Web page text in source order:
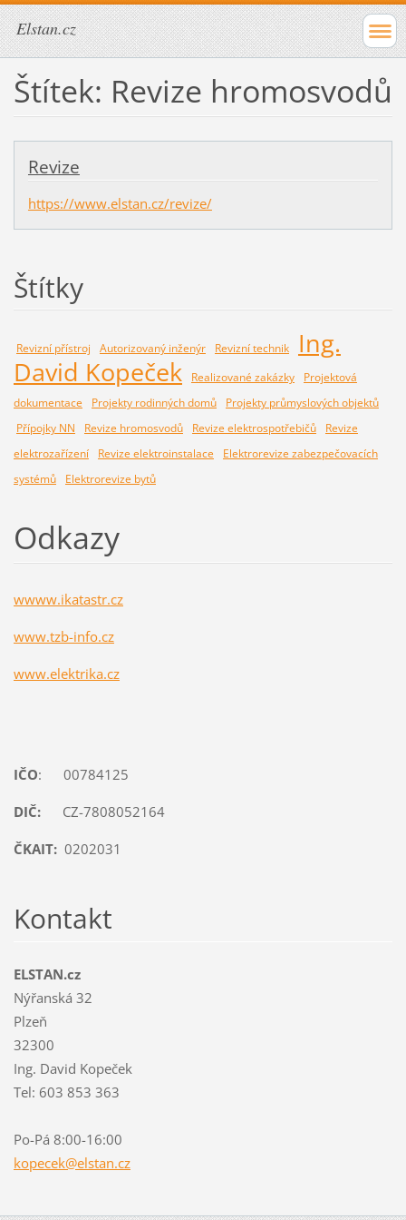
Elstan.cz
Štítek: Revize hromosvodů
Revize
https://www.elstan.cz/revize/
Štítky
Revizní přístroj Autorizovaný inženýr Revizní technik
Ing.
David Kopeček
Realizované zakázky
Projektová
dokumentace
Projekty rodinných domů
Projekty průmyslových objektů
Přípojky NN
Revize hromosvodů Revize elektrospotřebičů
Revize
elektrozařízení
Revize elektroinstalace
Elektrorevize zabezpečovacích
systémů
Elektrorevize bytů
Odkazy
wwww.ikatastr.cz
www.tzb-info.cz
www.elektrika.cz
IČO: 00784125
DIČ: CZ-7808052164
ČKAIT: 0202031
Kontakt
ELSTAN.cz
Nýřanská 32
Plzeň
32300
Ing. David Kopeček
Tel: 603 853 363
Po-Pá 8:00-16:00
kopecek@elstan.cz